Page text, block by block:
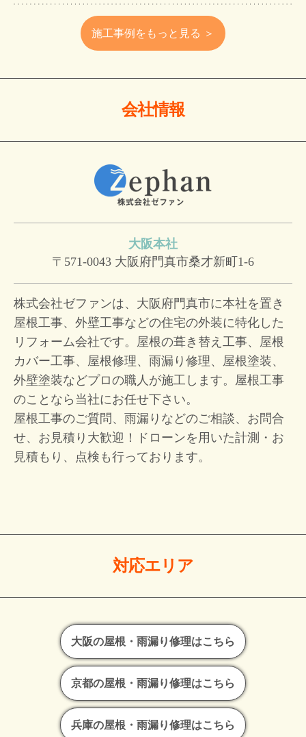
施工事例をもっと見る ＞
会社情報
大阪本社
〒571-0043 大阪府門真市桑才新町1-6
株式会社ゼファンは、大阪府門真市に本社を置き
屋根工事、外壁工事などの住宅の外装に特化した
リフォーム会社です。屋根の葺き替え工事、屋根
カバー工事、屋根修理、雨漏り修理、屋根塗装、
外壁塗装などプロの職人が施工します。屋根工事
のことなら当社にお任せ下さい。
屋根工事のご質問、雨漏りなどのご相談、お問合
せ、お見積り大歓迎！
ドローンを用いた計測・お
見積もり、点検も行っております。
対応エリア
大阪の屋根・雨漏り修理はこちら
京都の屋根・雨漏り修理はこちら
兵庫の屋根・雨漏り修理はこちら